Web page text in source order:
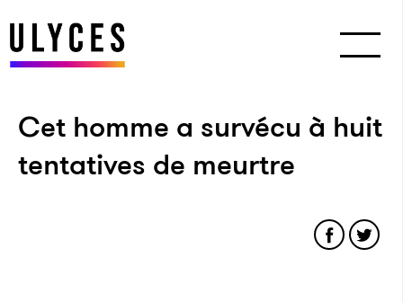
Cet homme a survécu à huit
tentatives de meurtre